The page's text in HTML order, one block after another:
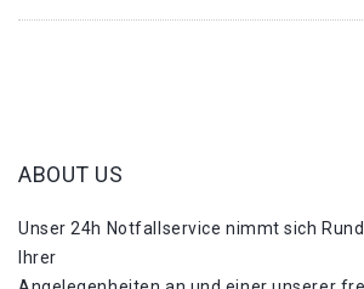
ABOUT US
Unser 24h Notfallservice nimmt sich
Ihrer